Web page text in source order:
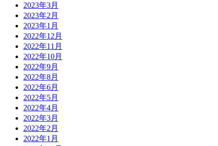
2023年3月
2023年2月
2023年1月
2022年12月
2022年11月
2022年10月
2022年9月
2022年8月
2022年6月
2022年5月
2022年4月
2022年3月
2022年2月
2022年1月